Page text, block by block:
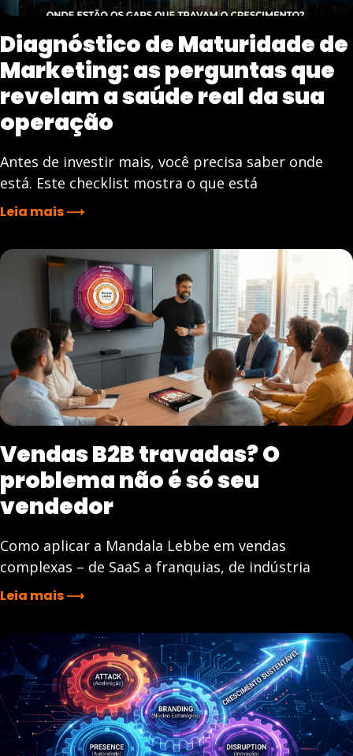
Diagnóstico de Maturidade de
Marketing: as perguntas que
revelam a saúde real da sua
operação
Antes de investir mais, você precisa saber onde
está. Este checklist mostra o que está
Leia mais ⟶
Vendas B2B travadas? O
problema não é só seu
vendedor
Como aplicar a Mandala Lebbe em vendas
complexas – de SaaS a franquias, de indústria
Leia mais ⟶